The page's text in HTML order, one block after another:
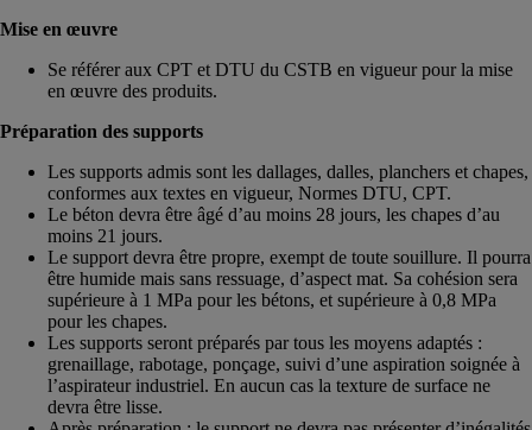
Mise en œuvre
Se référer aux CPT et DTU du CSTB en vigueur pour la mise
en œuvre des produits.
Préparation des supports
Les supports admis sont les dallages, dalles, planchers et chapes,
conformes aux textes en vigueur, Normes DTU, CPT.
Le béton devra être âgé d’au moins 28 jours, les chapes d’au
moins 21 jours.
Le support devra être propre, exempt de toute souillure. Il pourra
être humide mais sans ressuage, d’aspect mat. Sa cohésion sera
supérieure à 1 MPa pour les bétons, et supérieure à 0,8 MPa
pour les chapes.
Les supports seront préparés par tous les moyens adaptés :
grenaillage, rabotage, ponçage, suivi d’une aspiration soignée à
l’aspirateur industriel. En aucun cas la texture de surface ne
devra être lisse.